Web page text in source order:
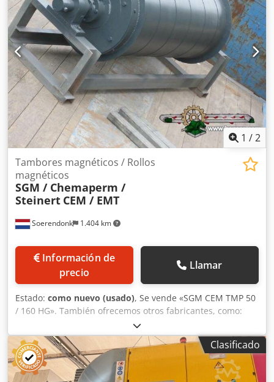
1 /2
Soerendonk 1.404 km
Tambores magnéticos / Rollos
magnéticos
SGM / Chemaperm /
Steinert CEM / EMT
Información de
precio
Llamar
Estado: como nuevo (usado), Se vende «SGM CEM TMP 50
/ 160 HG». También ofrecemos otros fabricantes, como:
Bakker Magnetics, Steinert, Chemaperm y SKET. Consulte
nuestro catálogo completo en nuestra página web.
Fabricante: SGM Modelo: CEM TMP 50/160 HG L x
Diámetro: 1.600 x 500 mm Csdpfx Asggfhgeguoha Incluye:
– Motor eléctrico (SEW / 1,5 kW – 26 RPM)
Clasificado